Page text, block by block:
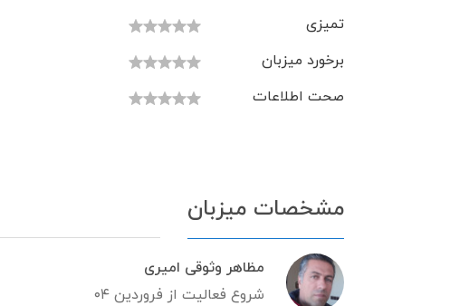
تمیزی
برخورد میزبان
صحت اطلاعات
مشخصات میزبان
مظاهر وثوقی امیری
شروع فعالیت از فروردین ۰۴